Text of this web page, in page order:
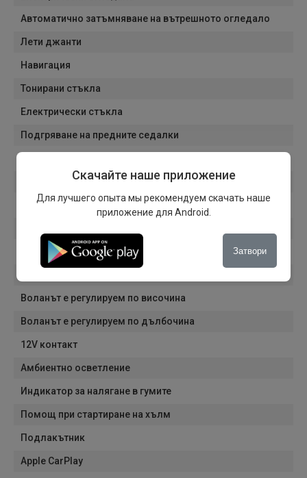
Автоматично затъмняване на вътрешното огледало
Лети джанти
Навигация
Тонирани стъкла
Електрически стъкла
Подгряване на предните седалки
Start/Stop система
Седалки с регулируема височина
Воланът е регулируем по височина
Воланът е регулируем по дълбочина
12V контакт
Амбиентно осветление
Индикатор за налягане в гумите
Помощ при стартиране на хълм
Подлакътник
Apple CarPlay
Скачайте наше приложение
Для лучшего опыта мы рекомендуем скачать наше
приложение для Android.
Затвори